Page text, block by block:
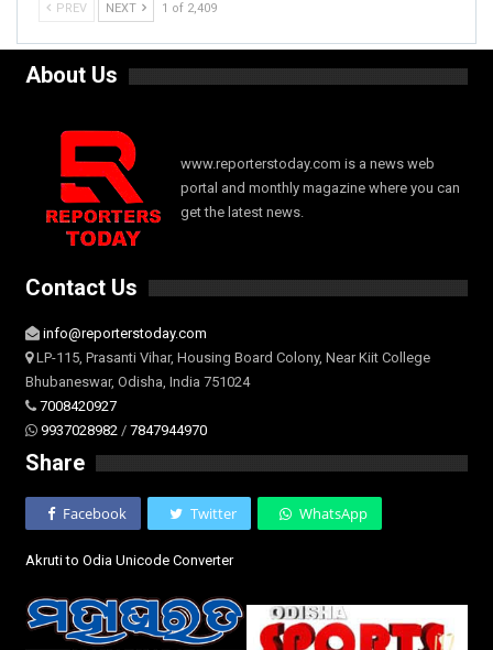
PREV NEXT 1 of 2,409
About Us
www.reporterstoday.com is a news web
portal and monthly magazine where you can
get the latest news.
Contact Us
info@reporterstoday.com
LP-115, Prasanti Vihar, Housing Board Colony, Near Kiit College
Bhubaneswar, Odisha, India 751024
7008420927
9937028982 / 7847944970
Share
Facebook Twitter WhatsApp
Akruti to Odia Unicode Converter